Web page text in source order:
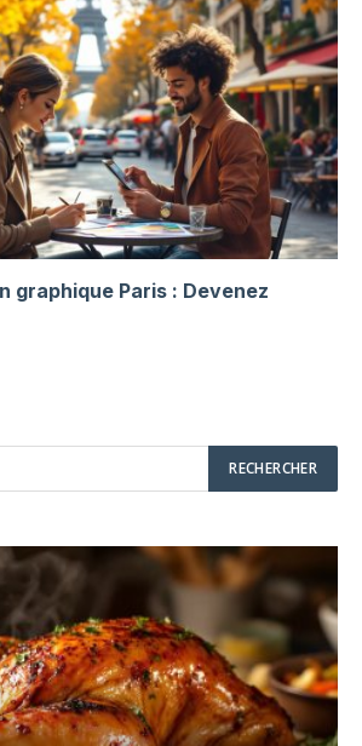
graphique Paris : Devenez